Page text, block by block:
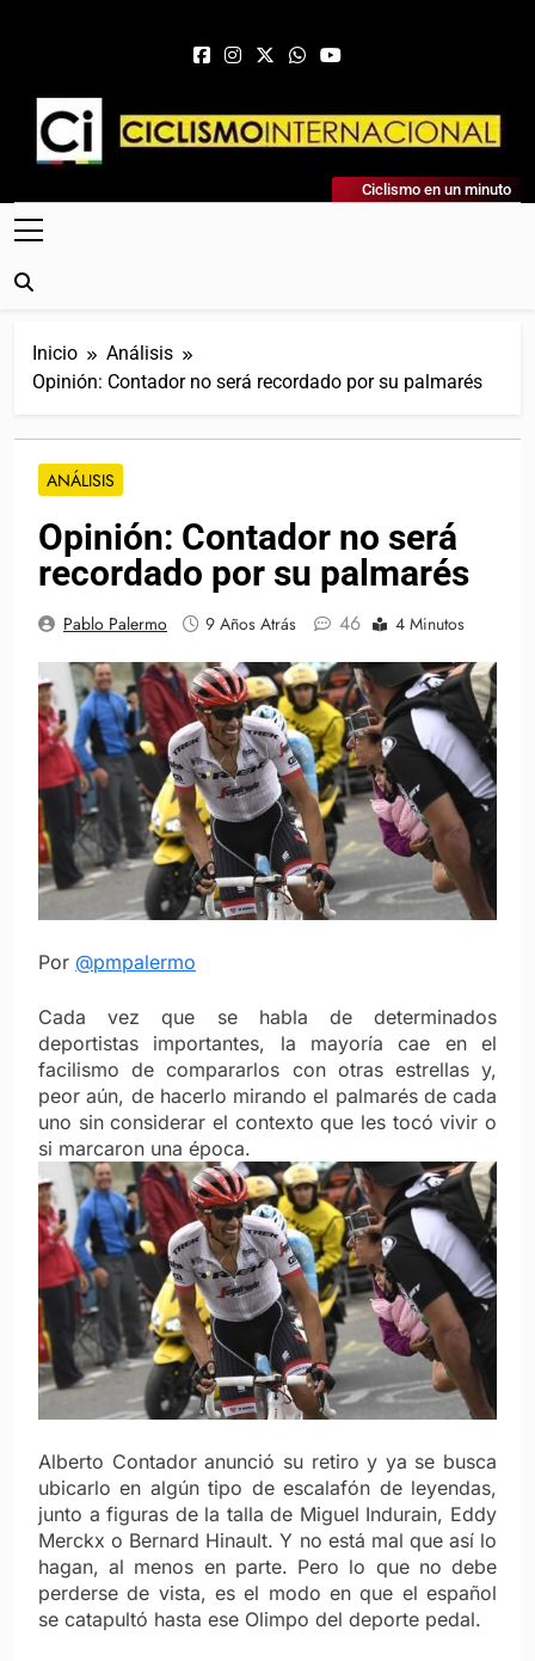
Ciclismo Internacional
Web Dedicada Al Ciclismo Mundial. Entrevistas, Análisis,
Crónicas, Previas Y Más. La Web Ciclista De Referencia.
Ciclismo en un minuto
Inicio
Análisis
Opinión: Contador no será recordado por su palmarés
ANÁLISIS
Opinión: Contador no será
recordado por su palmarés
Pablo Palermo 9 Años Atrás 46 4 Minutos
Por @pmpalermo
Cada vez que se habla de determinados
deportistas importantes, la mayoría cae en el
facilismo de compararlos con otras estrellas y,
peor aún, de hacerlo mirando el palmarés de cada
uno sin considerar el contexto que les tocó vivir o
si marcaron una época.
Alberto Contador anunció su retiro y ya se busca
ubicarlo en algún tipo de escalafón de leyendas,
junto a figuras de la talla de Miguel Indurain, Eddy
Merckx o Bernard Hinault. Y no está mal que así lo
hagan, al menos en parte. Pero lo que no debe
perderse de vista, es el modo en que el español
se catapultó hasta ese Olimpo del deporte pedal.